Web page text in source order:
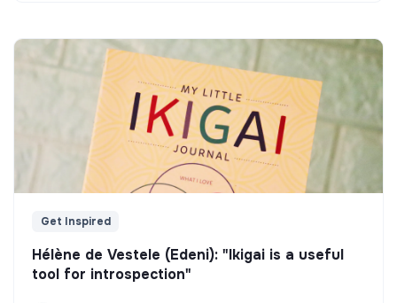
Get Inspired
Hélène de Vestele (Edeni): "Ikigai is a useful
tool for introspection"